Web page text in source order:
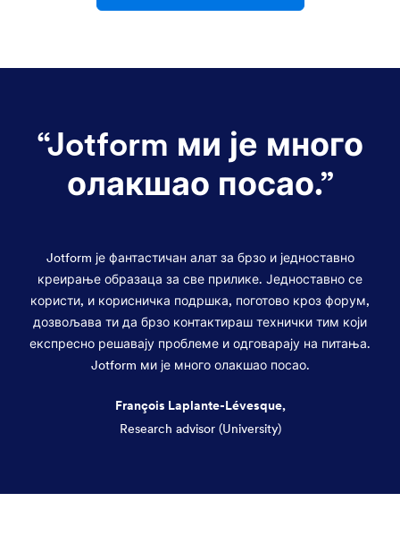
“Jotform ми је много
олакшао посао.”
Jotform је фантастичан алат за брзо и једноставно
креирање образаца за све прилике. Једноставно се
користи, и корисничка подршка, поготово кроз форум,
дозвољава ти да брзо контактираш технички тим који
експресно решавају проблеме и одговарају на питања.
Jotform ми је много олакшао посао.
François Laplante-Lévesque,
Research advisor (University)